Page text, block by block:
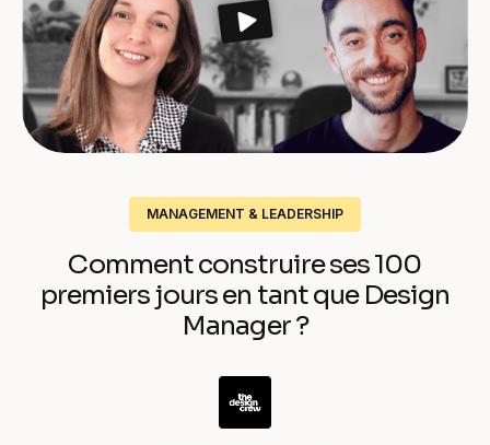
MANAGEMENT & LEADERSHIP
Comment construire ses 100
premiers jours en tant que Design
Manager ?